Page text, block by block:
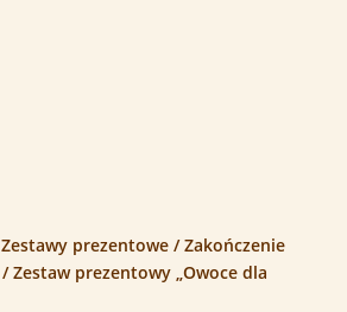
Zestawy prezentowe/Zakończenie
/ Zestaw prezentowy „Owoce dla